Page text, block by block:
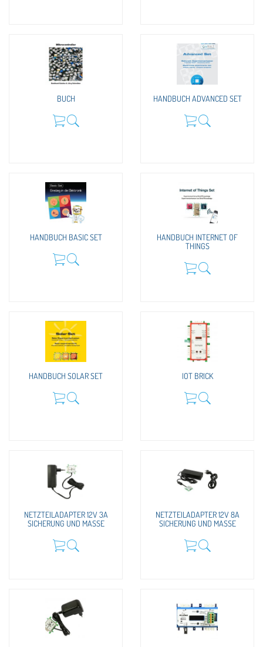
BUCH HANDBUCH ADVANCED SET
HANDBUCH BASIC SET
HANDBUCH INTERNET OF
THINGS
HANDBUCH SOLAR SET IOT BRICK
NETZTEILADAPTER 12V 3A
SICHERUNG UND MASSE
NETZTEILADAPTER 12V 8A
SICHERUNG UND MASSE